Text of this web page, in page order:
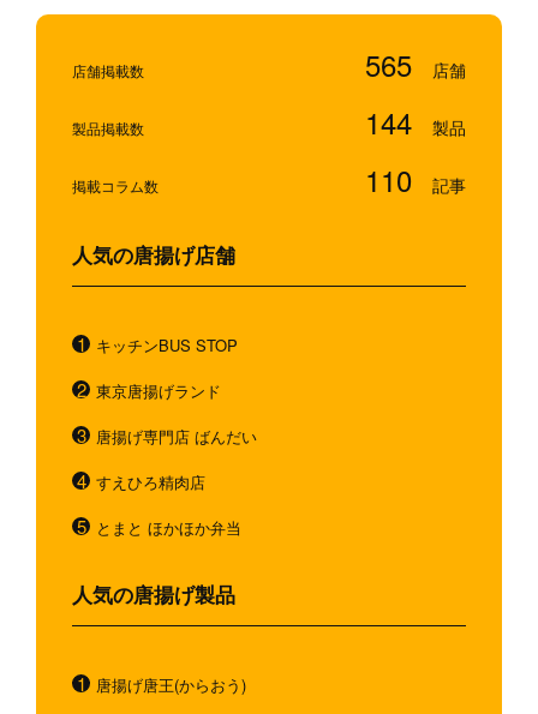
店舗掲載数 565
製品掲載数 144
掲載コラム数 110
人気の唐揚げ店舗
キッチンBUS STOP
東京唐揚げランド
唐揚げ専門店 ばんだい
すえひろ精肉店
とまと ほかほか弁当
人気の唐揚げ製品
唐揚げ唐王(からおう)